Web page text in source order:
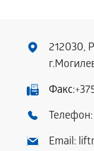
212030,
Факс:
Телефон:
Email: